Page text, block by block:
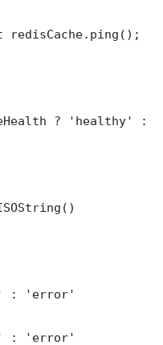
redisCache.ping();
? 'healthy' :
: 'error'
: 'error'